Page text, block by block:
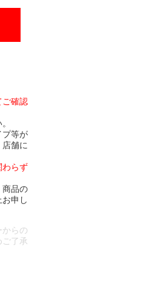
ご確認
プ等が
舗に
わらず
商品の
申し
らの
了承